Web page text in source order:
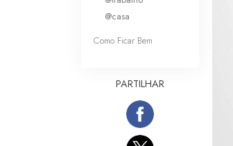
@casa
Como Ficar Bem
PARTILHAR